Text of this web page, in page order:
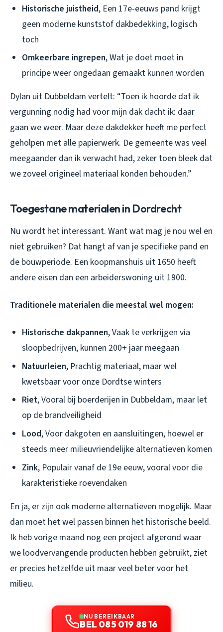
Historische juistheid, Een 17e-eeuws pand krijgt
geen moderne kunststof dakbedekking, logisch
toch
Omkeerbare ingrepen, Wat je doet moet in
principe weer ongedaan gemaakt kunnen worden
Dylan uit Dubbeldam vertelt: “Toen ik hoorde dat ik
vergunning nodig had voor mijn dak dacht ik: daar
gaan we weer. Maar deze dakdekker heeft me perfect
geholpen met alle papierwerk. De gemeente was veel
meegaander dan ik verwacht had, zeker toen bleek dat
we zoveel origineel materiaal konden behouden.”
Toegestane materialen in Dordrecht
Nu wordt het interessant. Want wat mag je nou wel en
niet gebruiken? Dat hangt af van je specifieke pand en
de bouwperiode. Een koopmanshuis uit 1650 heeft
andere eisen dan een arbeiderswoning uit 1900.
Traditionele materialen die meestal wel mogen:
Historische dakpannen, Vaak te verkrijgen via
sloopbedrijven, kunnen 200+ jaar meegaan
Natuurleien, Prachtig materiaal, maar wel
kwetsbaar voor onze Dordtse winters
Riet, Vooral bij boerderijen in Dubbeldam, maar let
op de brandveiligheid
Lood, Voor dakgoten en aansluitingen, hoewel er
steeds meer milieuvriendelijke alternatieven komen
Zink, Populair vanaf de 19e eeuw, vooral voor die
karakteristieke roevendaken
En ja, er zijn ook moderne alternatieven mogelijk. Maar
dan moet het wel passen binnen het historische beeld.
Ik heb vorige maand nog een project afgerond waar
we loodvervangende producten hebben gebruikt, ziet
er precies hetzelfde uit maar veel beter voor het
milieu.
NU BEREIKBAAR
BEL 085 019 88 16